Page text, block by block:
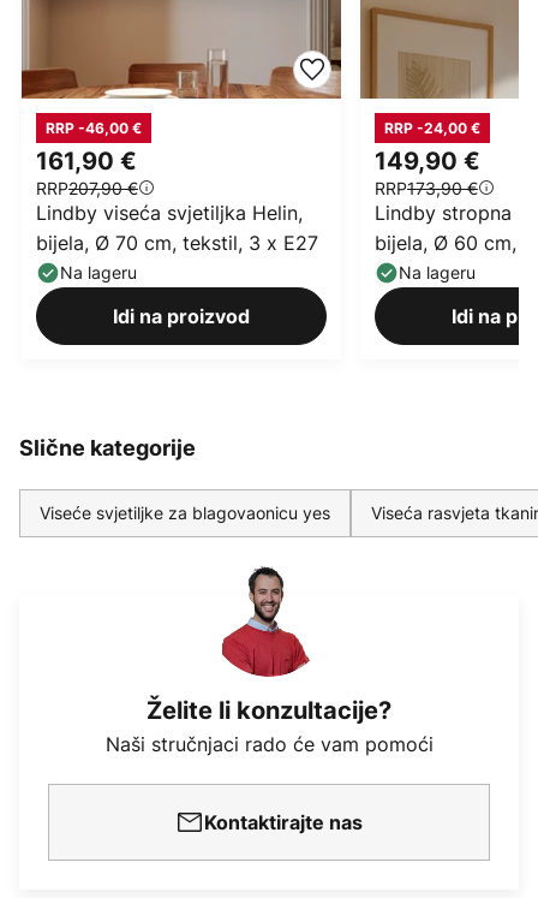
161,90 €
RRP207,90 €
RRP -46,00 €
Lindby viseća svjetiljka Helin,
bijela, Ø 70 cm, tekstil, 3 x E27
Na lageru
Idi na proizvod
149,90 €
RRP173,90 €
RRP -24,00 €
Lindby stropna
bijela, Ø 60 cm,
Na lageru
Idi na
Slične kategorije
Viseće svjetiljke za blagovaonicu yes Viseća rasvjeta
Želite li konzultacije?
Naši stručnjaci rado će vam pomoći
Kontaktirajte nas